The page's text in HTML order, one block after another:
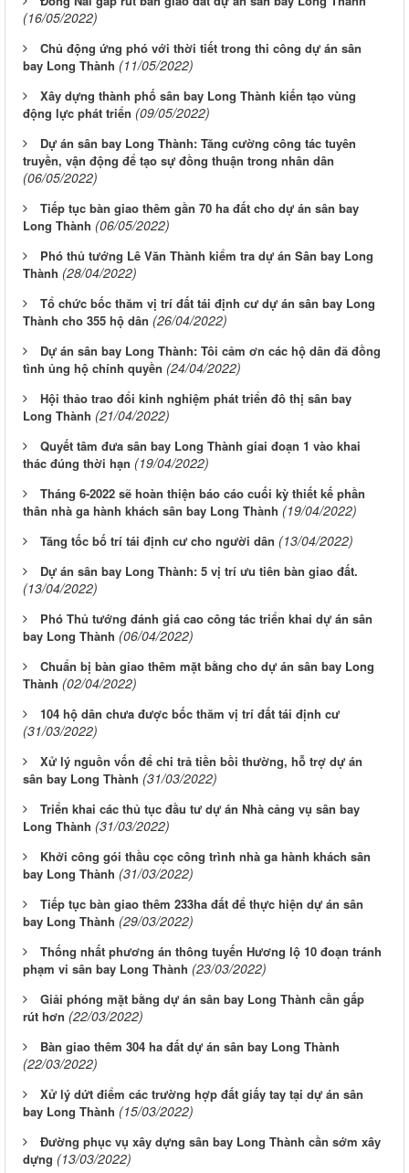
(16/05/2022)
Chủ động ứng phó với thời tiết trong thi công dự án sân
bay Long Thành (11/05/2022)
Xây dựng thành phố sân bay Long Thành kiến tạo vùng
động lực phát triển (09/05/2022)
Dự án sân bay Long Thành: Tăng cường công tác tuyên
truyền, vận động để tạo sự đồng thuận trong nhân dân
(06/05/2022)
Tiếp tục bàn giao thêm gần 70 ha đất cho dự án sân bay
Long Thành (06/05/2022)
Phó thủ tướng Lê Văn Thành kiểm tra dự án Sân bay Long
Thành (28/04/2022)
Tổ chức bốc thăm vị trí đất tái định cư dự án sân bay Long
Thành cho 355 hộ dân (26/04/2022)
Dự án sân bay Long Thành: Tôi cảm ơn các hộ dân đã đồng
tình ủng hộ chính quyền (24/04/2022)
Hội thảo trao đổi kinh nghiệm phát triển đô thị sân bay
Long Thành (21/04/2022)
Quyết tâm đưa sân bay Long Thành giai đoạn 1 vào khai
thác đúng thời hạn (19/04/2022)
Tháng 6-2022 sẽ hoàn thiện báo cáo cuối kỳ thiết kế phần
thân nhà ga hành khách sân bay Long Thành (19/04/2022)
Tăng tốc bố trí tái định cư cho người dân (13/04/2022)
Dự án sân bay Long Thành: 5 vị trí ưu tiên bàn giao đất.
(13/04/2022)
Phó Thủ tướng đánh giá cao công tác triển khai dự án sân
bay Long Thành (06/04/2022)
Chuẩn bị bàn giao thêm mặt bằng cho dự án sân bay Long
Thành (02/04/2022)
104 hộ dân chưa được bốc thăm vị trí đất tái định cư
(31/03/2022)
Xử lý nguồn vốn để chi trả tiền bồi thường, hỗ trợ dự án
sân bay Long Thành (31/03/2022)
Triển khai các thủ tục đầu tư dự án Nhà cảng vụ sân bay
Long Thành (31/03/2022)
Khởi công gói thầu cọc công trình nhà ga hành khách sân
bay Long Thành (31/03/2022)
Tiếp tục bàn giao thêm 233ha đất để thực hiện dự án sân
bay Long Thành (29/03/2022)
Thống nhất phương án thông tuyến Hương lộ 10 đoạn tránh
phạm vi sân bay Long Thành (23/03/2022)
Giải phóng mặt bằng dự án sân bay Long Thành cần gấp
rút hơn (22/03/2022)
Bàn giao thêm 304 ha đất dự án sân bay Long Thành
(22/03/2022)
Xử lý dứt điểm các trường hợp đất giấy tay tại dự án sân
bay Long Thành (15/03/2022)
Đường phục vụ xây dựng sân bay Long Thành cần sớm xây
dựng (13/03/2022)
Từ ngày 03/8/2026 đến ngày 09/8/2026